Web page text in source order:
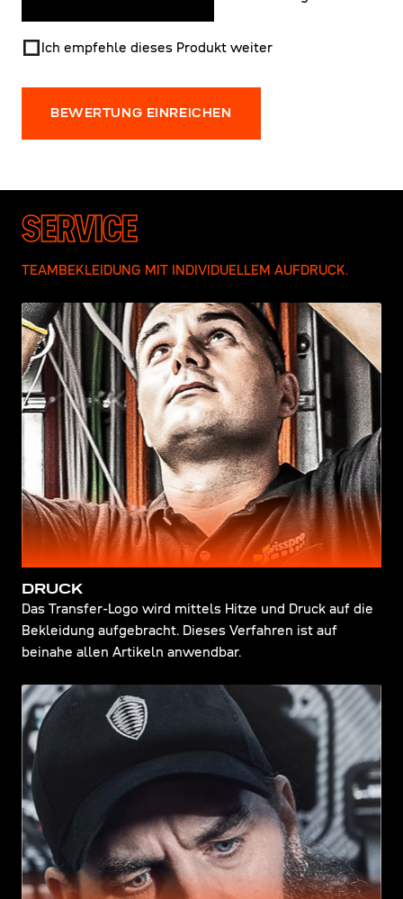
Ich empfehle dieses Produkt weiter
BEWERTUNG EINREICHEN
SERVICE
TEAMBEKLEIDUNG MIT INDIVIDUELLEM AUFDRUCK.
DRUCK
Das Transfer-Logo wird mittels Hitze und Druck auf die
Bekleidung aufgebracht. Dieses Verfahren ist auf
beinahe allen Artikeln anwendbar.